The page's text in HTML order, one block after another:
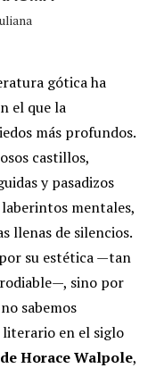
gótica ha
el que la
más profundos.
castillos,
y pasadizos
mentales,
llenas de silencios.
su estética —tan
sino por
sabemos
literario en el siglo
de Horace Walpole,